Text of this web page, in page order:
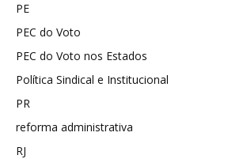
PE
PEC do Voto
PEC do Voto nos Estados
Política Sindical e Institucional
PR
reforma administrativa
RJ